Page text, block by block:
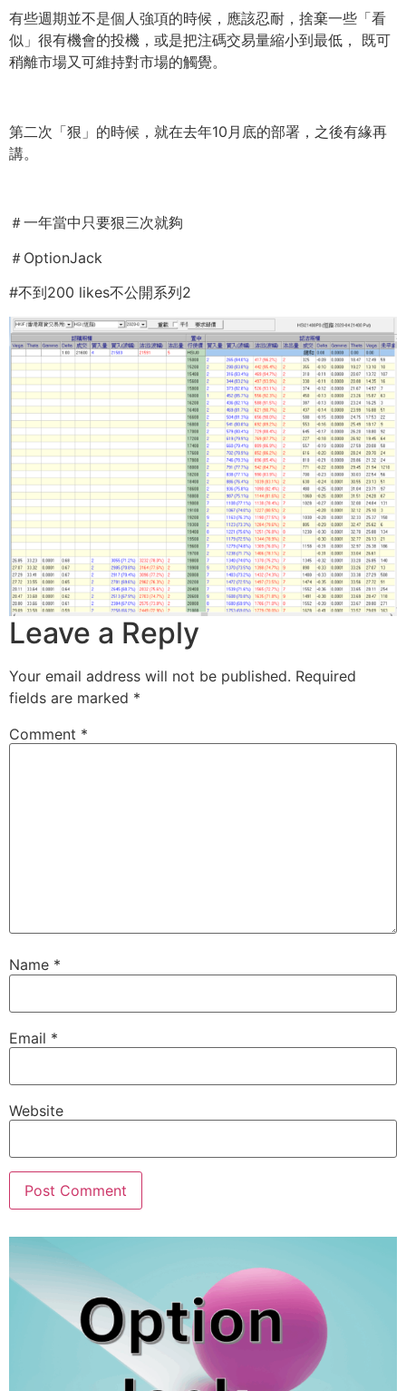
有些週期並不是個人強項的時候，應該忍耐，捨棄一些「看
似」 很有機會的投機，或是把注碼交易量縮小到最低， 既可
稍離市場又可維持對市場的觸覺。
第二次「狠」的時候，就在去年10月底的部署，之後有緣再
講。
＃一年當中只要狠三次就夠
＃OptionJack
#不到200 likes不公開系列2
Leave a Reply
Your email address will not be published. Required
fields are marked *
Comment *
Name *
Email *
Website